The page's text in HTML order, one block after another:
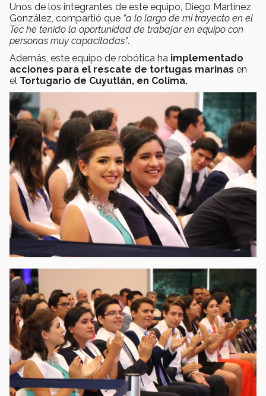
Unos de los integrantes de este equipo, Diego Martínez
González, compartió que “a lo largo de mi trayecto en el
Tec he tenido la oportunidad de trabajar en equipo con
personas muy capacitadas”.
Además, este equipo de robótica ha implementado
acciones para el rescate de tortugas marinas en
el Tortugario de Cuyutlán, en Colima.